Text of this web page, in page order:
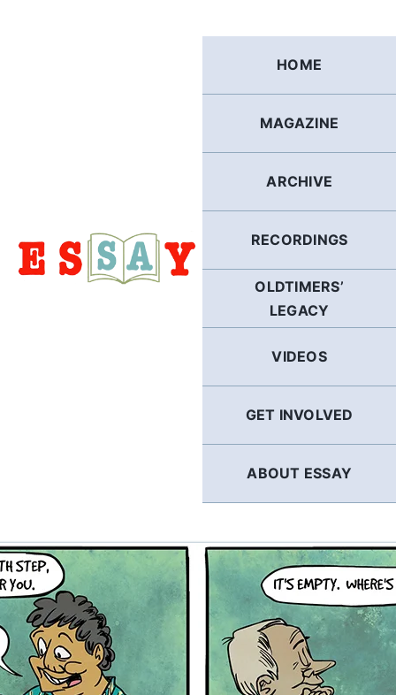
HOME
MAGAZINE
ARCHIVE
RECORDINGS
OLDTIMERS’
LEGACY
VIDEOS
GET INVOLVED
ABOUT ESSAY